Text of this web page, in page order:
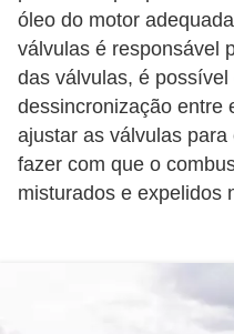
óleo do motor
válvulas é responsável
das válvulas, é
dessincronização entre
ajustar as válvulas
fazer com que o
misturados e expelidos
o
d
e
a
c
e